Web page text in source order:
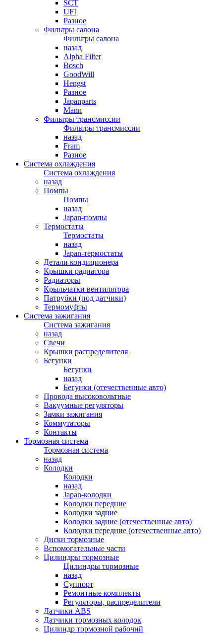
SCT
UFI
Разное
Фильтры салона
Фильтры салона
назад
Alpha Filter
Bosch
GoodWill
Hengst
Разное
Japanparts
Mann
Фильтры трансмиссии
Фильтры трансмиссии
назад
Fram
Разное
Система охлаждения
Система охлаждения
назад
Помпы
Помпы
назад
Japan-помпы
Термостаты
Термостаты
назад
Japan-термостаты
Детали кондиционера
Крышки радиатора
Радиаторы
Крыльчатки вентилятора
Патрубки (под датчики)
Термомуфты
Система зажигания
Система зажигания
назад
Свечи
Крышки распределителя
Бегунки
Бегунки
назад
Бегунки (отечественные авто)
Провода высоковольтные
Вакуумные регуляторы
Замки зажигания
Коммутаторы
Контакты
Тормозная система
Тормозная система
назад
Колодки
Колодки
назад
Japan-колодки
Колодки передние
Колодки задние
Колодки задние (отечественные авто)
Колодки передние (отечественные авто)
Диски тормозные
Вспомогательные части
Цилиндры тормозные
Цилиндры тормозные
назад
Суппорт
Ремонтные комплекты
Регуляторы, распределители
Датчики ABS
Датчики тормозных колодок
Цилиндр тормозной рабочий